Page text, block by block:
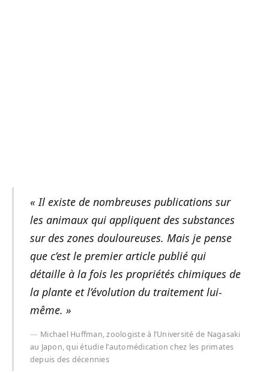
« Il existe de nombreuses publications sur
les animaux qui appliquent des substances
sur des zones douloureuses. Mais je pense
que c’est le premier article publié qui
détaille à la fois les propriétés chimiques de
la plante et l’évolution du traitement lui-
même. »
Michael Huffman, zoologiste à l’Université de Nagasaki
au Japon, qui étudie l’automédication chez les primates
depuis des décennies